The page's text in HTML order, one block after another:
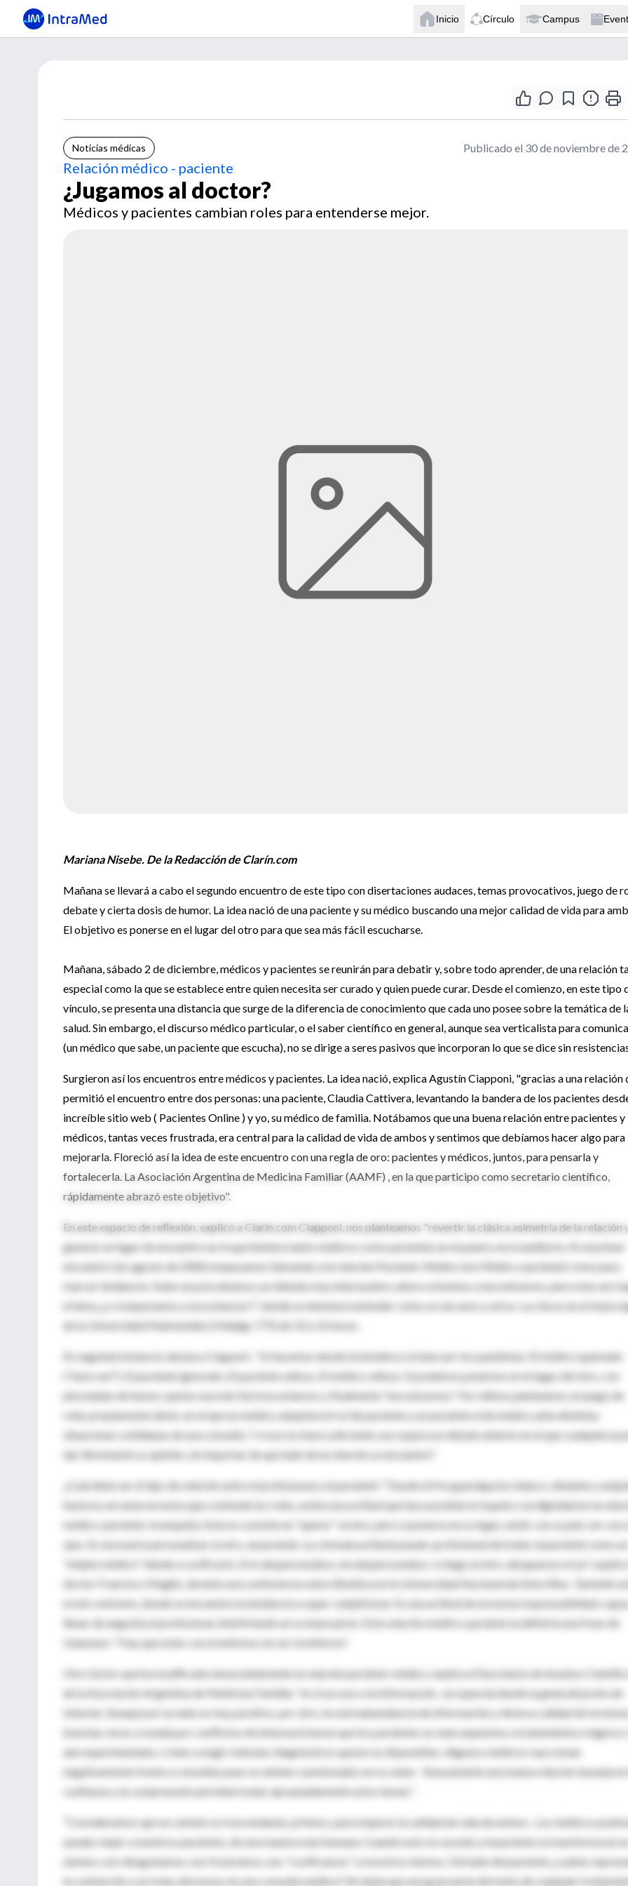
Inicio Círculo Campus
Noticias médicas Publicado el 30 de noviembre de
Relación médico - paciente
¿Jugamos al doctor?
Médicos y pacientes cambian roles para entenderse mejor.
Mariana Nisebe. De la Redacción de Clarín.com
Mañana se llevará a cabo el segundo encuentro de este tipo con disertaciones audaces, temas provocativos, juego de
debate y cierta dosis de humor. La idea nació de una paciente y su médico buscando una mejor calidad de vida para
El objetivo es ponerse en el lugar del otro para que sea más fácil escucharse.
Mañana, sábado 2 de diciembre, médicos y pacientes se reunirán para debatir y, sobre todo aprender, de una relación
especial como la que se establece entre quien necesita ser curado y quien puede curar. Desde el comienzo, en este tipo
vínculo, se presenta una distancia que surge de la diferencia de conocimiento que cada uno posee sobre la temática de
salud. Sin embargo, el discurso médico particular, o el saber científico en general, aunque sea verticalista para
(un médico que sabe, un paciente que escucha), no se dirige a seres pasivos que incorporan lo que se dice sin
Surgieron así los encuentros entre médicos y pacientes. La idea nació, explica Agustín Ciapponi, "gracias a una relación
permitió el encuentro entre dos personas: una paciente, Claudia Cattivera, levantando la bandera de los pacientes
increíble sitio web ( Pacientes Online ) y yo, su médico de familia. Notábamos que una buena relación entre pacientes y
médicos, tantas veces frustrada, era central para la calidad de vida de ambos y sentimos que debíamos hacer algo para
mejorarla. Floreció así la idea de este encuentro con una regla de oro: pacientes y médicos, juntos, para pensarla y
fortalecerla. La Asociación Argentina de Medicina Familiar (AAMF) , en la que participo como secretario científico,
rápidamente abrazó este objetivo".
En este espacio de reflexión, explicó a Clarín.com Ciapponi, nos planteamos "revertir la clásica asimetría de la relación
generar un lugar de encuentro en el que hubiera tanto médicos como pacientes en el panel y en el auditorio. En el primer
encuentro (en agosto de 2006) empezamos llamando a la relación Paciente-Médico (no Médico-paciente) como para
marcar tendencia. Hubo un psicodrama y un debate muy interesante y ahora volvemos a encontrarnos, pero esta vez
el lema ¿y si empezamos a escucharnos?", donde se intentará entender cómo se ven unos a otros. La cita es en el Aula
de la Universidad Maimónides (Hidalgo 775) de 10 a 16 horas.
En segunda instancia, destaca Ciapponi , "lo hacemos desde la temática a tratar por los panelistas: El médico quemado
("burn out"), El paciente ignorado, El paciente odioso, El médico odioso. Si podemos ponernos en el lugar del otro, con
pinceladas de humor, quizás sea más fácil escucharnos y finalmente "encontrarnos". Por último planteamos un juego de
roles propiamente dicho, en el que un médico adoptará el rol de paciente y un paciente el de médico ante distintas
situaciones cotidianas de una consulta. Y si eso no fuera suficiente, nos espera un debate abierto en el que cualquiera
dar libremente su opinión, sin importar de que lado de la relación se encuentre".
¿Cuál debe ser el tipo de relación entre el profesional y el paciente? "Desde el frío guardapolvo blanco, distante y
hasta la cercanía excesiva que confunde los roles, existe una actitud que hace posible el respeto y la dignidad en la
médico-paciente: la empatía. Esta no consiste en "querer" al otro; pero sí ponerse en su lugar, sentir con su piel, ver con
ojos. Es necesario personalizar al otro, al paciente. La cómoda actitud pseudo-profesional de tratar al paciente como un
"objeto médico" tiende a cosificarlo. Si lo despersonalizo, me despersonalizo: si niego al otro, desaparece el yo", explicó
doctor Francisco Maglio, durante una conferencia sobre Bioética en la Universidad Nacional de Entre Ríos. También
el otro extremo, donde se encuentra la tendencia a super-subjetivizar. Es una actitud de excesiva responsabilidad,
llenar de angustia al profesional, interfiriendo en su buen juicio. Esta relación médico-paciente la definiría una frase de
Unamuno: "Hay que estar con el enfermo sin ser el enfermo".
Otro factor que ha modificado inexorablemente la relación paciente-médico, explica el Secretario de Asuntos
de la Asociación Argentina de Medicina Familiar, "es el acceso a la información , en especial desde la generalización de
Internet. Aunque por un lado es muy positivo, por otro, la sobreabundancia de información y diversa calidad de la misma
(muchas veces cruzada por conflictos de intereses) hacen que los pacientes se vean expuestos a tratamientos mágicos o
aún experimentales; o bien a exigir métodos diagnósticos quizás no disponibles. Algunos médicos reaccionan
negativamente frente a consultas pues se sienten cuestionados en su saber . Nuevamente una buena relación basada en
confianza y la comprensión permiten tratar apropiadamente estos temas".
"Consideramos que un cambio es trascendente, primero, para mejorar la calidad de vida de ambos . Los médicos
ayudar mejor a nuestros pacientes, de una manera más humana. Cuando esto no sucede y el paciente se transforma en un
número, nos desgastamos, nos frustramos, nos "cosificamos" a nosotros mismos. Del lado del paciente ¿cuánto
la contención o un trato afectuoso en una consulta médica? Sin duda que una gran parte del éxito de cualquier